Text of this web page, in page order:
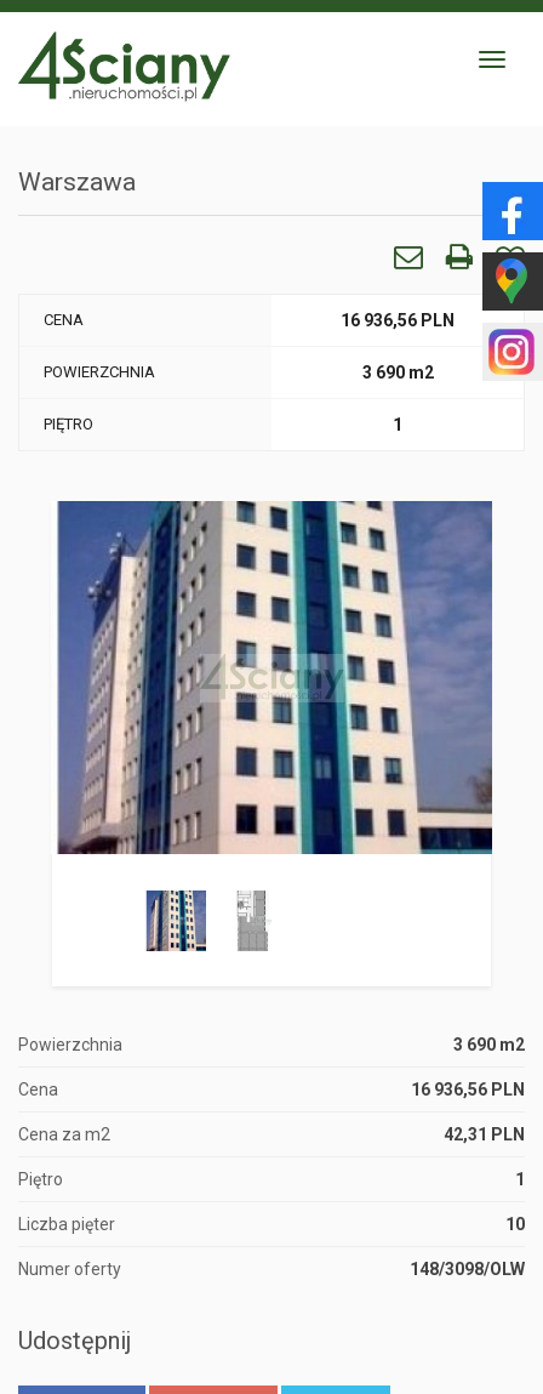
Toggle
Warszawa
CENA 16 936,56 PLN
POWIERZCHNIA 3 690 m2
PIĘTRO 1
Powierzchnia 3 690 m2
Cena 16 936,56 PLN
Cena za m2 42,31 PLN
Piętro 1
Liczba pięter 10
Numer oferty 148/3098/OLW
Udostępnij